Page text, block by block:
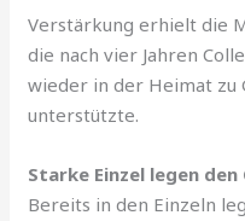
Verstärkung erhielt die
die nach vier Jahren
wieder in der Heimat zu
unterstützte.
Starke Einzel legen
Bereits in den Einzeln